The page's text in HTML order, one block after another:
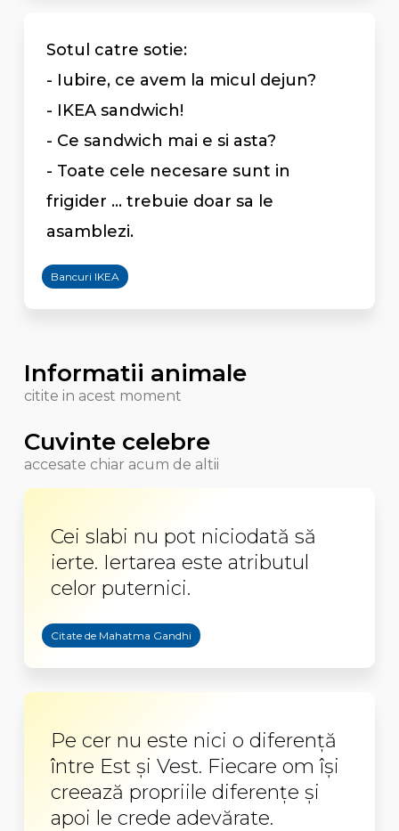
Sotul catre sotie:
- Iubire, ce avem la micul dejun?
- IKEA sandwich!
- Ce sandwich mai e si asta?
- Toate cele necesare sunt in
frigider ... trebuie doar sa le
asamblezi.
Bancuri IKEA
Informatii animale
citite in acest moment
Cuvinte celebre
accesate chiar acum de altii
Cei slabi nu pot niciodată să
ierte. Iertarea este atributul
celor puternici.
Citate de Mahatma Gandhi
Pe cer nu este nici o diferenţă
între Est şi Vest. Fiecare om îşi
creează propriile diferenţe şi
apoi le crede adevărate.